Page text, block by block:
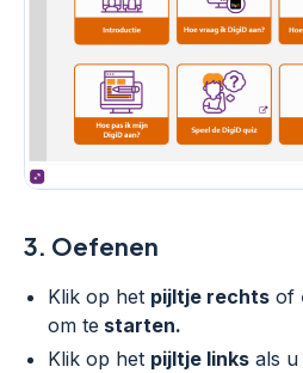
3. Oefenen
Klik op het pijltje rechts of
om te starten.
Klik op het pijltje links als u